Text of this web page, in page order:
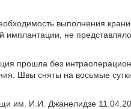
выполнения
имплантации, не
прошла без
Швы сняты на восьмые
им. И.И. Джанелидзе